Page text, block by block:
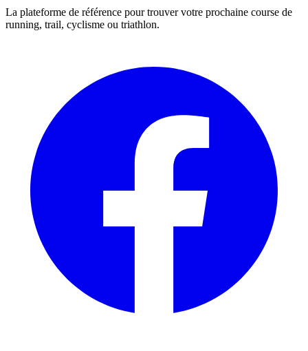
La plateforme de référence pour trouver votre prochaine course de
running, trail, cyclisme ou triathlon.